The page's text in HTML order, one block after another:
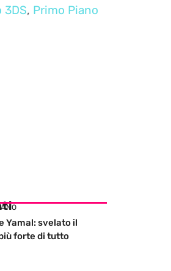
3DS, Primo Piano
Yamal: svelato il
forte di tutto